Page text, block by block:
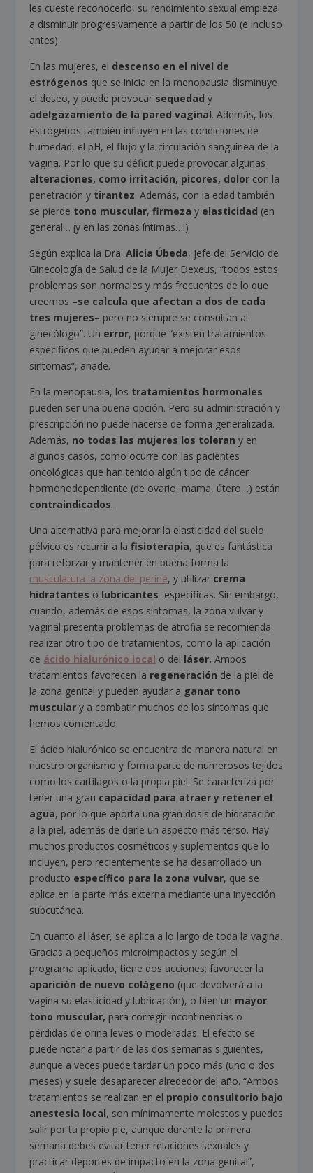
les cueste reconocerlo, su rendimiento sexual empieza
a disminuir progresivamente a partir de los 50 (e incluso
antes).
En las mujeres, el descenso en el nivel de
estrógenos que se inicia en la menopausia disminuye
el deseo, y puede provocar sequedad y
adelgazamiento de la pared vaginal. Además, los
estrógenos también influyen en las condiciones de
humedad, el pH, el flujo y la circulación sanguínea de la
vagina. Por lo que su déficit puede provocar algunas
alteraciones, como irritación, picores, dolor con la
penetración y tirantez. Además, con la edad también
se pierde tono muscular,firmeza y elasticidad (en
general… ¡y en las zonas íntimas…!)
Según explica la Dra.Alicia Úbeda, jefe del Servicio de
Ginecología de Salud de la Mujer Dexeus, “todos estos
problemas son normales y más frecuentes de lo que
creemos –se calcula que afectan a dos de cada
tres mujeres– pero no siempre se consultan al
ginecólogo”. Un error, porque “existen tratamientos
específicos que pueden ayudar a mejorar esos
síntomas”, añade.
En la menopausia, los tratamientos hormonales
pueden ser una buena opción. Pero su administración y
prescripción no puede hacerse de forma generalizada.
Además, no todas las mujeres los toleran y en
algunos casos, como ocurre con las pacientes
oncológicas que han tenido algún tipo de cáncer
hormonodependiente (de ovario, mama, útero…) están
contraindicados.
Una alternativa para mejorar la elasticidad del suelo
pélvico es recurrir a lafisioterapia, que es fantástica
para reforzar y mantener en buena forma la
musculatura la zona del periné, y utilizar crema
hidratantes o lubricantes específicas. Sin embargo,
cuando, además de esos síntomas, la zona vulvar y
vaginal presenta problemas de atrofia se recomienda
realizar otro tipo de tratamientos, como la aplicación
de ácido hialurónico local o del láser. Ambos
tratamientos favorecen la regeneración de la piel de
la zona genital y pueden ayudar a ganar tono
muscular y a combatir muchos de los síntomas que
hemos comentado.
El ácido hialurónico se encuentra de manera natural en
nuestro organismo y forma parte de numerosos tejidos
como los cartílagos o la propia piel. Se caracteriza por
tener una gran capacidad para atraer y retener el
agua, por lo que aporta una gran dosis de hidratación
a la piel, además de darle un aspecto más terso. Hay
muchos productos cosméticos y suplementos que lo
incluyen, pero recientemente se ha desarrollado un
producto específico para la zona vulvar, que se
aplica en la parte más externa mediante una inyección
subcutánea.
En cuanto al láser, se aplica a lo largo de toda la vagina.
Gracias a pequeños microimpactos y según el
programa aplicado, tiene dos acciones: favorecer la
aparición de nuevo colágeno (que devolverá a la
vagina su elasticidad y lubricación), o bien un mayor
tono muscular, para corregir incontinencias o
pérdidas de orina leves o moderadas. El efecto se
puede notar a partir de las dos semanas siguientes,
aunque a veces puede tardar un poco más (uno o dos
meses) y suele desaparecer alrededor del año. “Ambos
tratamientos se realizan en el propio consultorio bajo
anestesia local, son mínimamente molestos y puedes
salir por tu propio pie, aunque durante la primera
semana debes evitar tener relaciones sexuales y
practicar deportes de impacto en la zona genital”,